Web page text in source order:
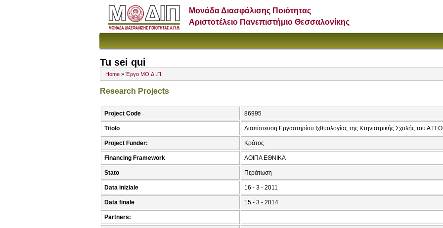
Μονάδα Διασφάλισης Ποιότητας
Αριστοτέλειο Πανεπιστήμιο Θεσσαλονίκης
Tu sei qui
Home » Έργο ΜΟ.ΔΙ.Π.
Research Projects
Project Code 86995
Titolo Διαπίστευση Εργαστηρίου Ιχθυολογίας της Κτηνιατρικής Σχολής του
Project Funder: Κράτος
Financing Framework ΛΟΙΠΑ ΕΘΝΙΚΑ
Stato Περάτωση
Data iniziale 16 - 3 - 2011
Data finale 15 - 3 - 2014
Partners: